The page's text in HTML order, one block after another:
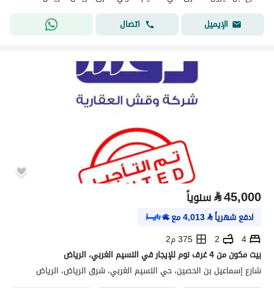
الإيميل
اتصال
⃁45,000 سنوياً
ادفع شهرياً⃁
4,013مع
4
2
375 م2
بيت مكون من 4 غرف نوم للإيجار في النسيم الغربي، الرياض
شارع إسماعيل بن الحصين، حي النسيم الغربي، شرق الرياض، الرياض